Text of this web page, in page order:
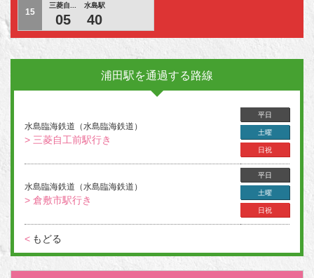
15
三菱自...
05
水島駅
40
浦田駅を通過する路線
水島臨海鉄道（水島臨海鉄道）
> 三菱自工前駅行き
平日
土曜
日祝
水島臨海鉄道（水島臨海鉄道）
> 倉敷市駅行き
平日
土曜
日祝
< もどる